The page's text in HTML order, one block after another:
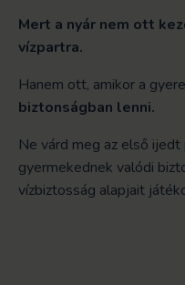
Mert a nyár nem ott
vízpartra.
Hanem ott, amikor a
biztonságban lenni.
Ne várd meg az első
gyermekednek valódi
vízbiztosság alapjait